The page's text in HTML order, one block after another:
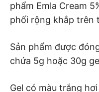
phẩm Emla Cream
phối rộng khắp trên
Sản phẩm được
chứa 5g hoặc 30g
Gel có màu trắng